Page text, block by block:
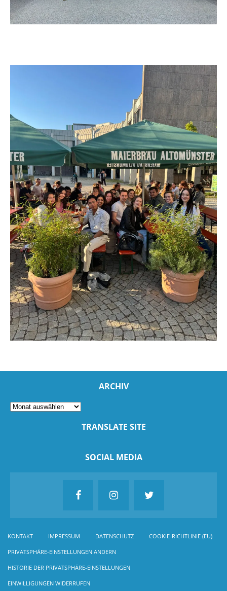
ARCHIV
TRANSLATE SITE
SOCIAL MEDIA
KONTAKT IMPRESSUM DATENSCHUTZ COOKIE-RICHTLINIE (EU)
PRIVATSPHÄRE-EINSTELLUNGEN ÄNDERN
HISTORIE DER PRIVATSPHÄRE-EINSTELLUNGEN
EINWILLIGUNGEN WIDERRUFEN